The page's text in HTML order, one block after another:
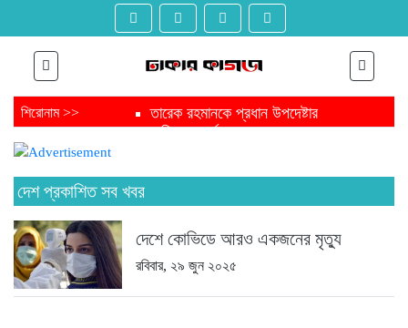
শিরোনাম >>
তারেক রহমানকে প্রধান উপদেষ্টার
অভিনন্দন বার্তা
এবার যাচ্ছেন সংসদে
ত্রয়োদশ জাতীয় সংসদ নির্বাচনে
চট্টগ্রামের এক গ্রাম থেকেই ৩ এমপি
সংসদে যাচ্ছেন পিন্টু-টুকু আপন দুই ভাই
দেশ প্রকাশিত সব খবর
দেশে কোভিডে আরও একজনের মৃত্যু
রবিবার, ২৯ জুন ২০২৫